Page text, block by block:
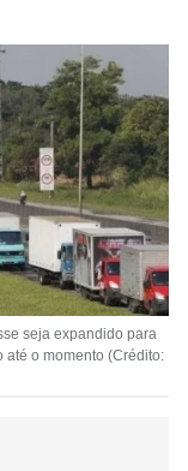
seja expandido para
até o momento (Crédito: